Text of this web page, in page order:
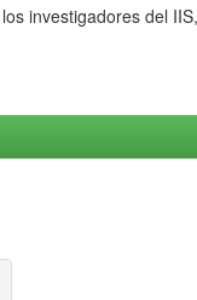
investigadores del